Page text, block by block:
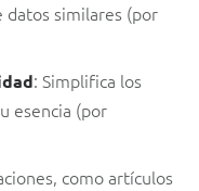
datos similares (por
: Simplifica los
esencia (por
como artículos